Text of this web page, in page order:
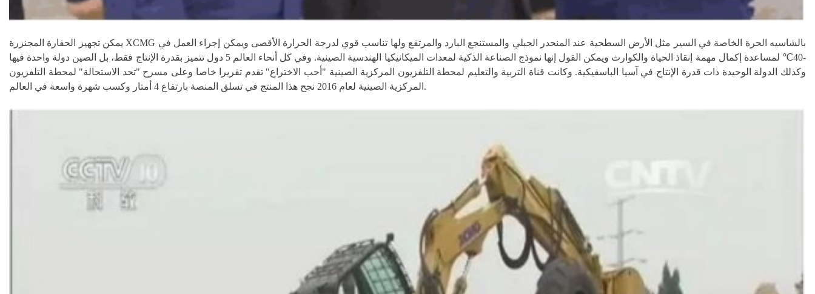
يمكن تجهيز الحفارة المجنزرة XCMG بالشاسيه الحرة الخاصة في السير مثل الأرض السطحية عند المنحدر الجبلي والمستنجع البارد والمرتفع ولها تناسب قوي لدرجة الحرارة الأقصى ويمكن إجراء العمل في
-40℃ لمساعدة إكمال مهمة إنقاذ الحياة والكوارث ويمكن القول إنها نموذج الصناعة الذكية لمعدات الميكانيكيا الهندسية الصينية. وفي كل أنحاء العالم 5 دول تتميز بقدرة الإنتاج فقط، بل الصين دولة واحدة فيها
وكذلك الدولة الوحيدة ذات قدرة الإنتاج في آسيا الباسفيكية. وكانت قناة التربية والتعليم لمحطة التلفزيون المركزية الصينية "أحب الاختراع" تقدم تقريرا خاصا وعلى مسرح "تحد الاستحالة" لمحطة التلفزيون
المركزية الصينية لعام 2016 نجح هذا المنتج في تسلق المنصة بارتفاع 4 أمتار وكسب شهرة واسعة في العالم.